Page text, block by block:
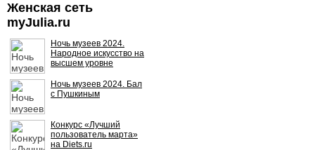
Женская сеть
myJulia.ru
Ночь музеев 2024.
Народное искусство на
высшем уровне
Ночь музеев 2024. Бал
с Пушкиным
Конкурс «Лучший
пользователь марта»
на Diets.ru